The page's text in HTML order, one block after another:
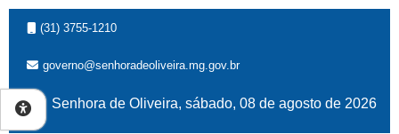
(31) 3755-1210
governo@senhoradeoliveira.mg.gov.br
Senhora de Oliveira, sábado, 08 de agosto de 2026